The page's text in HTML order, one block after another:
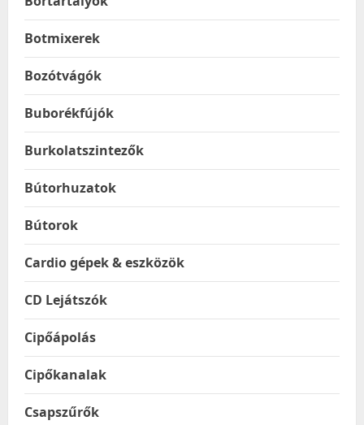
Botmixerek
Bozótvágók
Buborékfújók
Burkolatszintezők
Bútorhuzatok
Bútorok
Cardio gépek & eszközök
CD Lejátszók
Cipőápolás
Cipőkanalak
Csapszűrők